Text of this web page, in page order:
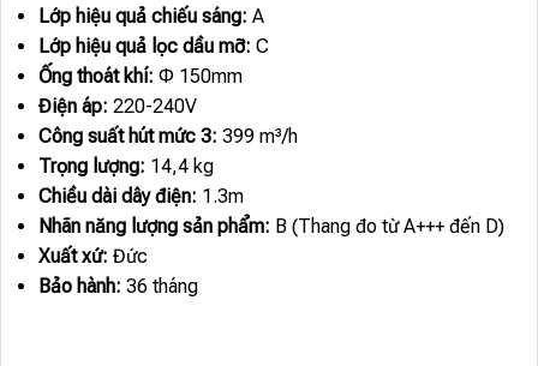
Lớp hiệu quả chiếu sáng: A
Lớp hiệu quả lọc dầu mỡ: C
Ống thoát khí: Φ 150mm
Điện áp: 220-240V
Công suất hút mức 3: 399 m³/h
Trọng lượng: 14,4 kg
Chiều dài dây điện: 1.3m
Nhãn năng lượng sản phẩm: B (Thang đo từ A+++ đến D)
Xuất xứ: Đức
Bảo hành: 36 tháng